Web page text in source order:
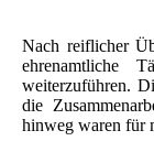
Nach reiflicher
ehrenamtliche
weiterzuführen.
die
hinweg waren für